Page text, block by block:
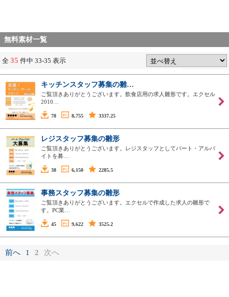
無料素材一覧
全 35 件中 33-35 表示
キッチンスタッフ募集の雛…
ご覧頂きありがとうございます。飲食店用の求人雛形です。エクセル
2010…
78 8,755 3337.25
レジスタッフ募集の雛形
ご覧頂きありがとうございます。レジスタッフとしてパート・アルバ
イトを募…
38 6,150 2285.5
事務スタッフ募集の雛形
ご覧頂きありがとうございます。エクセルで作成した求人の雛形で
す。PC業…
45 9,622 3525.2
前へ 1 2 次へ